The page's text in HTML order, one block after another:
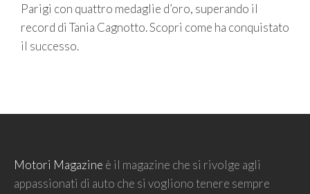
Parigi con quattro medaglie d’oro, superando il
record di Tania Cagnotto. Scopri come ha conquistato
il successo.
Motori Magazine è il magazine che si rivolge agli
appassionati di auto che si vogliono tenere sempre